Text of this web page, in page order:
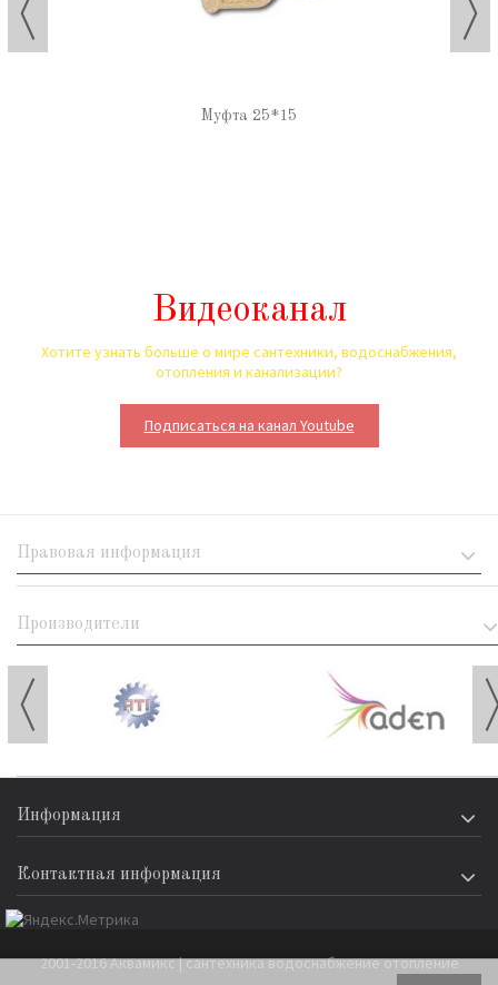
Муфта 25*15
Видеоканал
Хотите узнать больше о мире сантехники, водоснабжения,
отопления и канализации?
Подписаться на канал Youtube
Правовая информация
Производители
Информация
Контактная информация
2001-2016 Аквамикс | сантехника водоснабжение отопление